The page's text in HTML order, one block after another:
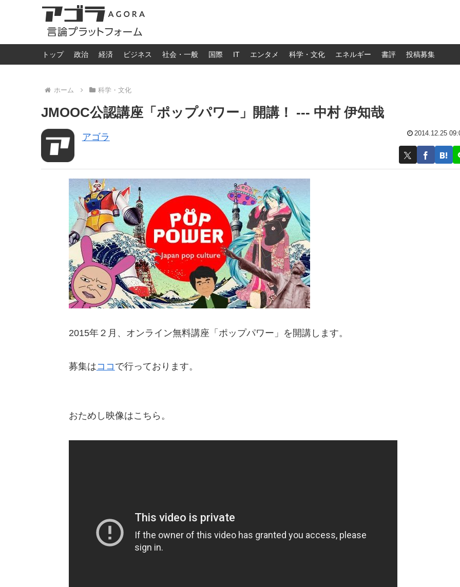
トップ 政治 経済 ビジネス 社会・一般 国際 IT エンタメ 科学・文化 エネルギー 書評 投稿募集
ホーム 科学・文化
JMOOC公認講座「ポップパワー」開講！ --- 中村 伊知哉
アゴラ 2014.12.25
2015年２月、オンライン無料講座「ポップパワー」を開講します。
募集はココ で行っております。
おためし映像はこちら。